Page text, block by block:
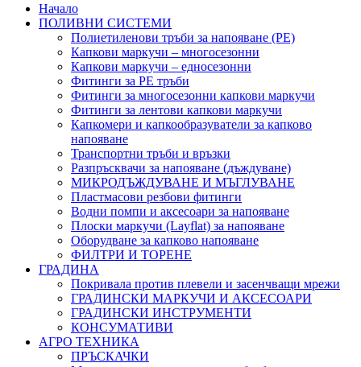
Начало
ПОЛИВНИ СИСТЕМИ
Полиетиленови тръби за напояване (PE)
Капкови маркучи – многосезонни
Капкови маркучи – едносезонни
Фитинги за PE тръби
Фитинги за многосезонни капкови маркучи
Фитинги за лентови капкови маркучи
Капкомери и капкообразуватели за капково
напояване
Транспортни тръби и връзки
Разпръсквачи за напояване (дъждуване)
МИКРОДЪЖДУВАНЕ И МЪГЛУВАНЕ
Пластмасови резбови фитинги
Водни помпи и аксесоари за напояване
Плоски маркучи (Layflat) за напояване
Оборудване за капково напояване
ФИЛТРИ И ТОРЕНЕ
ГРАДИНА
Покривала против плевели и засенчващи мрежи
ГРАДИНСКИ МАРКУЧИ И АКСЕСОАРИ
ГРАДИНСКИ ИНСТРУМЕНТИ
КОНСУМАТИВИ
АГРО ТЕХНИКА
ПРЪСКАЧКИ